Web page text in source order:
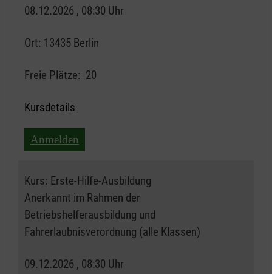
08.12.2026 , 08:30 Uhr
Ort: 13435 Berlin
Freie Plätze: 20
Kursdetails
Anmelden
Kurs: Erste-Hilfe-Ausbildung
Anerkannt im Rahmen der
Betriebshelferausbildung und
Fahrerlaubnisverordnung (alle Klassen)
09.12.2026 , 08:30 Uhr